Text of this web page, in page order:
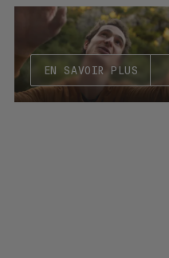
EN SAVOIR PLUS